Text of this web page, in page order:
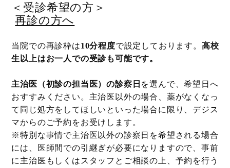
＜受診希望の方＞
再診の方へ
当院での再診枠は10分程度で設定しております。 高校
生以上はお一人での受診も可能です。
主治医（初診の担当医）の診察日 を選んで、希望日へ
おすすみください。主治医以外の場合、薬がなくなっ
て同じ処方をしてほしいといった場合に限り、デジス
マからのご予約をお受けします。
※特別な事情で主治医以外の診察日を希望される場合
には、医師間での引継ぎが必要になりますので、事前
に主治医もしくはスタッフとご相談の上、予約を行う